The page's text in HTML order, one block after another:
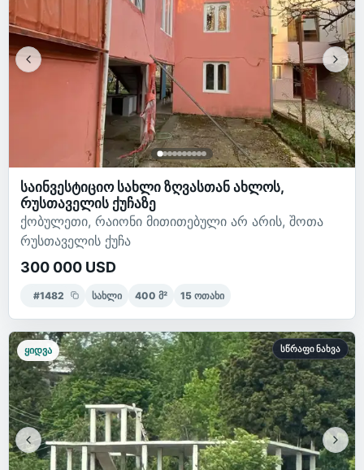
საინვესტიციო სახლი ზღვასთან ახლოს,
რუსთაველის ქუჩაზე
ქობულეთი, რაიონი მითითებული არ არის, შოთა
რუსთაველის ქუჩა
300 000 USD
#1482 სახლი 400 მ² 15 ოთახი
ყიდვა სწრაფი ნახვა